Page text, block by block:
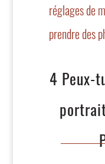
réglages de
prendre des
4 Peux-